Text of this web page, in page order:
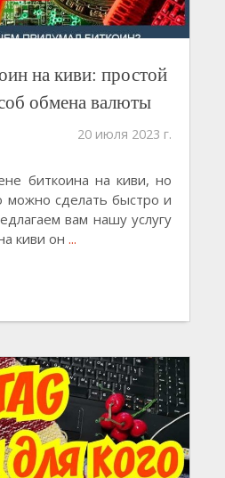
на киви: простой
обмена валюты
20 июля 2023 г.
биткоина на киви, но
можно сделать быстро и
вам нашу услугу
киви он ...